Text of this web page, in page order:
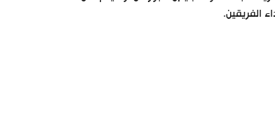
الفريقين.